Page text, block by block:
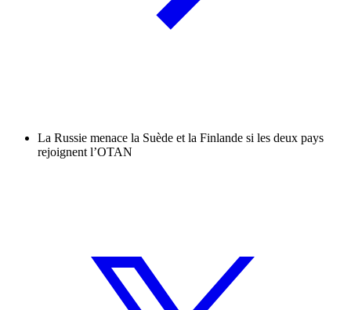
La Russie menace la Suède et la Finlande si les deux pays
rejoignent l’OTAN